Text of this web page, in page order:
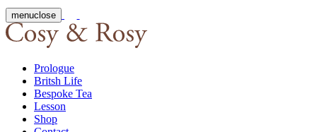
menuclose
Prologue
Britsh Life
Bespoke Tea
Lesson
Shop